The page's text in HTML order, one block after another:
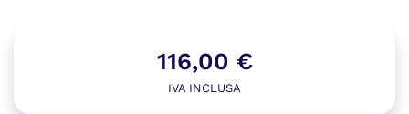
116,00 €
IVA INCLUSA